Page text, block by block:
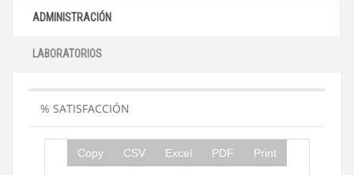
ADMINISTRACIÓN
LABORATORIOS
% SATISFACCIÓN
Copy CSV Excel PDF Print